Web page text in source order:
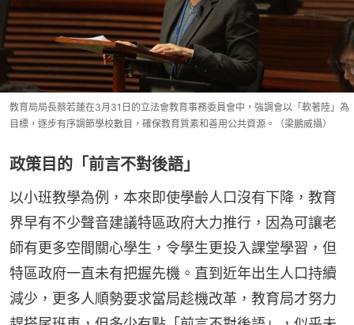
教育局局長蔡若蓮在3月31日的立法會教育事務委員會中，強調會以「軟著陸」為
目標，逐步有序調節學校數目，確保教育質素和善用公共資源。（梁鵬威攝）
政策目的「前言不對後語」
以小班教學為例，本來即使學齡人口沒有下降，教育
界早有不少聲音建議特區政府大力推行，因為可讓老
師有更多空間關心學生，令學生更投入課堂學習，但
特區政府一直未有把握先機。直到近年出生人口持續
減少，更多人順勢要求當局趁機改革，教育局才努力